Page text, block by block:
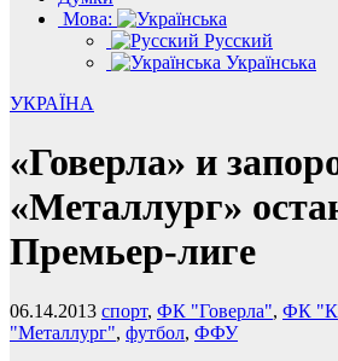
Мова:
Русский
Українська
УКРАЇНА
«Говерла» и
«Металлург»
Премьер-лиге
06.14.2013 спорт, ФК "Говерла", ФК
"Металлург", футбол, ФФУ